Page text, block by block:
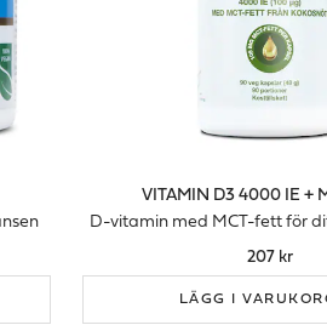
VITAMIN D3 4000 IE +
D-vitamin med MCT-fett för
207 kr
LÄGG I